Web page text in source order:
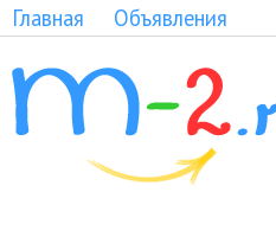
Главная Объявления